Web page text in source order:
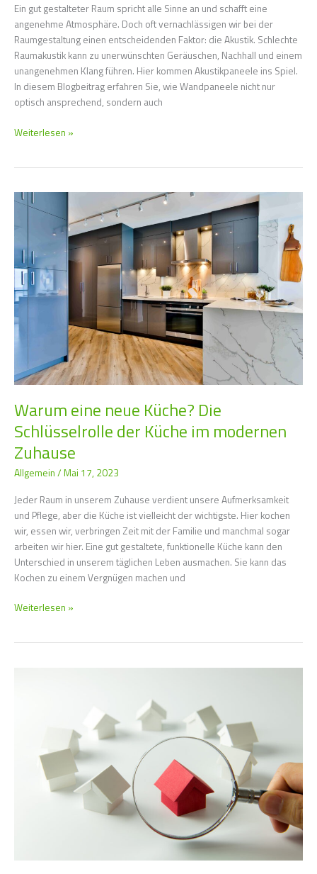
Ein gut gestalteter Raum spricht alle Sinne an und schafft eine
angenehme Atmosphäre. Doch oft vernachlässigen wir bei der
Raumgestaltung einen entscheidenden Faktor: die Akustik. Schlechte
Raumakustik kann zu unerwünschten Geräuschen, Nachhall und einem
unangenehmen Klang führen. Hier kommen Akustikpaneele ins Spiel.
In diesem Blogbeitrag erfahren Sie, wie Wandpaneele nicht nur
optisch ansprechend, sondern auch
Weiterlesen »
Warum eine neue Küche? Die
Schlüsselrolle der Küche im modernen
Zuhause
Allgemein / Mai 17, 2023
Jeder Raum in unserem Zuhause verdient unsere Aufmerksamkeit
und Pflege, aber die Küche ist vielleicht der wichtigste. Hier kochen
wir, essen wir, verbringen Zeit mit der Familie und manchmal sogar
arbeiten wir hier. Eine gut gestaltete, funktionelle Küche kann den
Unterschied in unserem täglichen Leben ausmachen. Sie kann das
Kochen zu einem Vergnügen machen und
Warum
neue
Küche?
Die
Schlüsselrolle
der
Küche
im
modernen
Weiterlesen »
Immobilienreise
verändert